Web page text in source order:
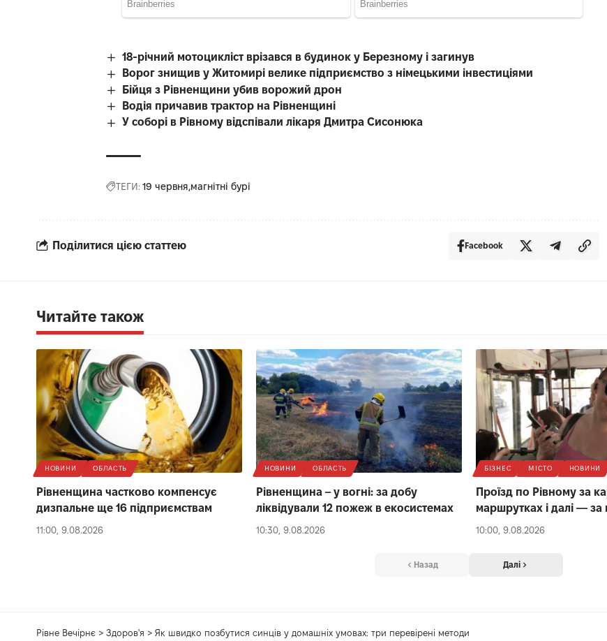
18-річний мотоцикліст врізався в будинок у Березному і загинув
Ворог знищив у Житомирі велике підприємство з німецькими інвестиціями
Бійця з Рівненщини убив ворожий дрон
Водія причавив трактор на Рівненщині
У соборі в Рівному відспівали лікаря Дмитра Сисонюка
ТЕГИ: 19 червня магнітні бурі
Поділитися цією статтею Facebook
Читайте також
НОВИНИ ОБЛАСТЬ
Рівненщина частково компенсує
дизпальне ще 16 підприємствам
11:00, 9.08.2026
НОВИНИ ОБЛАСТЬ
Рівненщина – у вогні: за добу
ліквідували 12 пожеж в екосистемах
10:30, 9.08.2026
БІЗНЕС МІСТО НОВИНИ
Проїзд по Рівному за
маршрутках і далі — за
10:00, 9.08.2026
Назад Далі
Рівне Вечірнє > Здоров'я > Як швидко позбутися синців у домашніх умовах: три перевірені методи